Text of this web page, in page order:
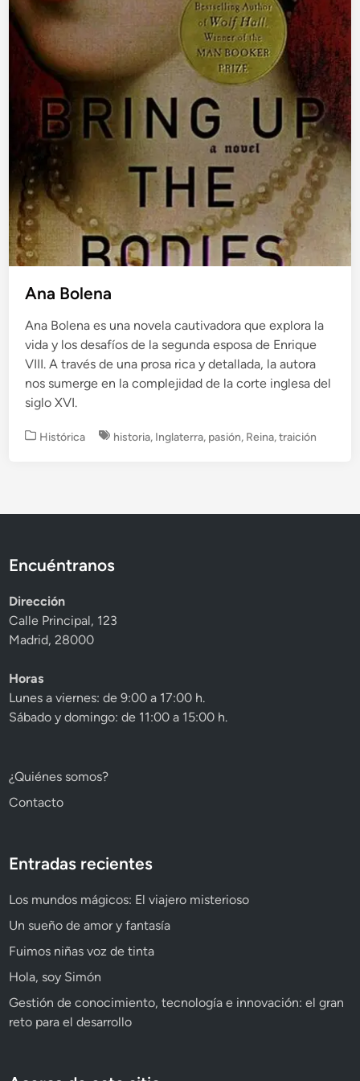
Ana Bolena
Ana Bolena es una novela cautivadora que explora la
vida y los desafíos de la segunda esposa de Enrique
VIII. A través de una prosa rica y detallada, la autora
nos sumerge en la complejidad de la corte inglesa del
siglo XVI.
P
o
n
Histórica historia, Inglaterra, pasión, Reina,traición
Encuéntranos
Dirección
Calle Principal, 123
Madrid, 28000
Horas
Lunes a viernes: de 9:00 a 17:00 h.
Sábado y domingo: de 11:00 a 15:00 h.
¿Quiénes somos?
Contacto
Entradas recientes
Los mundos mágicos: El viajero misterioso
Un sueño de amor y fantasía
Fuimos niñas voz de tinta
Hola, soy Simón
Gestión de conocimiento, tecnología e innovación: el gran
reto para el desarrollo